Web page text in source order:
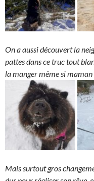
On a aussi découvert la
pattes dans ce truc tout
la manger même si maman
Mais surtout gros